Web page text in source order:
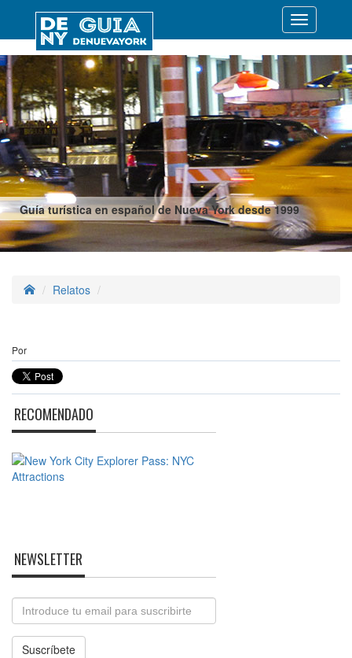
Guía turística en español de Nueva York desde 1999
Desplegar
Relatos
Por
RECOMENDADO
NEWSLETTER
Email
Suscríbete